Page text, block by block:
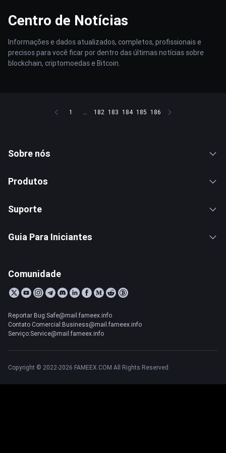
Centro de Notícias
Informações e dados atualizados, completos, profissionais e
precisos para você ficar por dentro das últimas notícias sobre
blockchain, criptomoedas e Bitcoin.
1 ... 182 183 184 185 186
Sobre nós
Produtos
Suporte
Guia Para Iniciantes
Comunidade
Reportar Bug:Safe@mail.fameex.info
Contato Comercial:Business@mail.fameex.info
Serviço:Service@mail.fameex.info
Copyright © 2022-2026 FAMEEX.COM All Rights Reserved